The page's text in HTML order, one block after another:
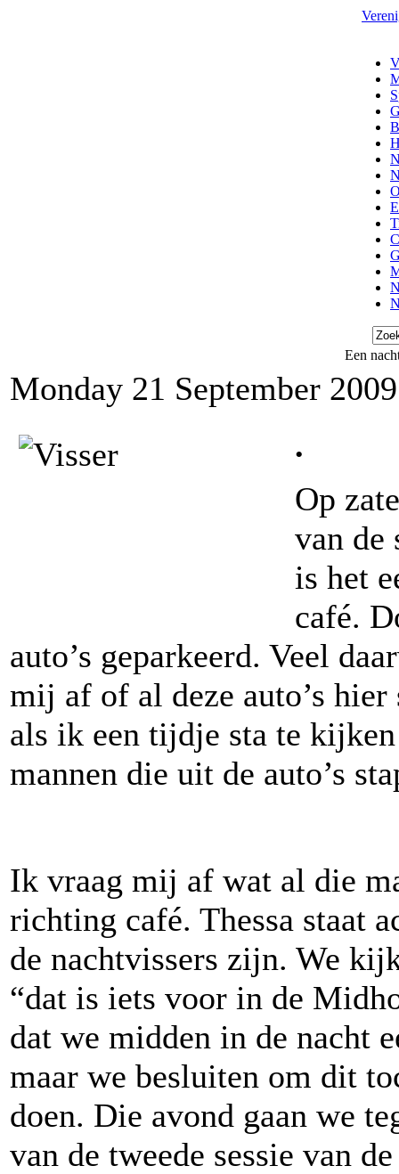
Een
Monday 21 September 2009
.
Op
van de
is het
café.
auto’s geparkeerd. Veel
mij af of al deze auto’s
als ik een tijdje sta te
mannen die uit de auto’s
Ik vraag mij af wat al die
richting café. Thessa staat
de nachtvissers zijn. We
“dat is iets voor in de
dat we midden in de nacht
maar we besluiten om dit
doen. Die avond gaan we
van de tweede sessie van